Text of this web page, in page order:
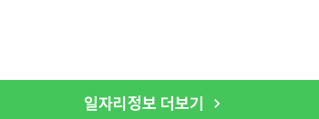
일자리정보 더보기